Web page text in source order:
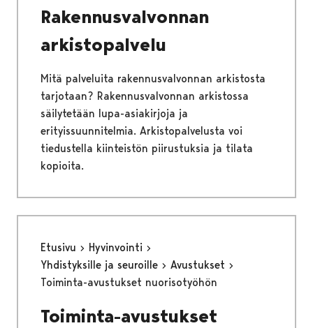
Rakennusvalvonnan
arkistopalvelu
Mitä palveluita rakennusvalvonnan arkistosta
tarjotaan? Rakennusvalvonnan arkistossa
säilytetään lupa-asiakirjoja ja
erityissuunnitelmia. Arkistopalvelusta voi
tiedustella kiinteistön piirustuksia ja tilata
kopioita.
Etusivu
Hyvinvointi
Yhdistyksille ja seuroille
Avustukset
Toiminta-avustukset nuorisotyöhön
Toiminta-avustukset